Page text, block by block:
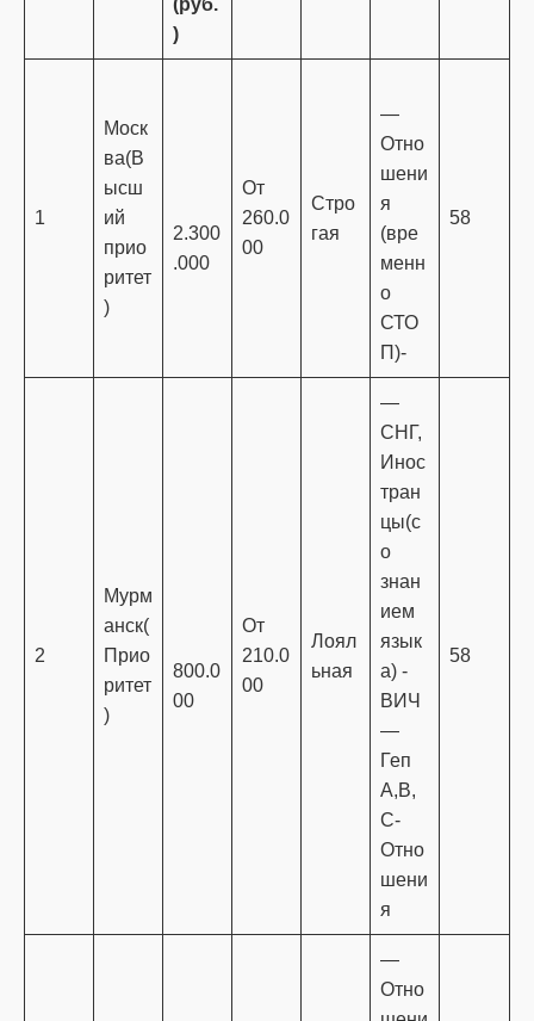
(руб.
)
1
Моск
ва(В
ысш
ий
прио
ритет
)
2.300
.000
От
260.0
00
Стро
гая
—
Отно
шени
я
(вре
менн
о
СТО
П)-
58
2
Мурм
анск(
Прио
ритет
)
800.0
00
От
210.0
00
Лоял
ьная
—
СНГ,
Инос
тран
цы(с
о
знан
ием
язык
а) -
ВИЧ
—
Геп
A,B,
C-
Отно
шени
я
58
—
Отно